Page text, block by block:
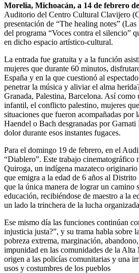
Morelia, Michoacán, a 14 de febrero
Auditorio del Centro Cultural Clavijero
presentación de “The healing notes”
del programa “Voces contra el silencio”
en dicho espacio artístico-cultural.
La entrada fue gratuita y a la función
mujeres que durante 60 minutos,
España y en la que cuestionó al
penetrar la música y aliviar el alma
Granada, Palestina, Barcelona. Así como
infantil, el conflicto palestino, mujeres
situaciones que fueron acompañadas por
Haendel o Bach desgranadas por
dolor durante esos instantes fugaces.
Para el domingo 19 de febrero, en el
“Diablero”. Este trabajo cinematográfico
Quiroga, un indígena mazateco originario
que emigra a la edad de 6 años al Distrito
que la única manera de lograr un camino
educación, recibiéndose de maestro a la
un lado la trinchera de la lucha
Ese mismo día las funciones continúan
injusticia justa?”, y su trama habla sobre
pobreza extrema, marginación,
impunidad en las comunidades de la Alta
origen a las policías comunitarias y una
usos y costumbres de los pueblos